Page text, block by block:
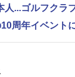
...ゴルフクラ
周年イベント